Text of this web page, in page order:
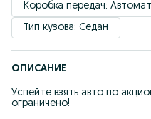
Коробка передач:
Тип кузова: Седан
ОПИСАНИЕ
Успейте взять авто по
ограничено!